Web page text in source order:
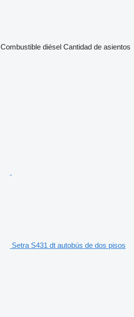
Combustible diésel Cantidad de asientos
Setra S431 dt autobús de dos pisos